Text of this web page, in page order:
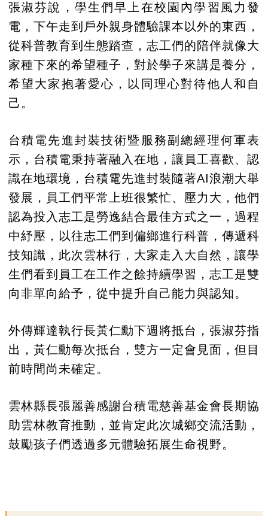
張淑芬說，學生們早上在校園內學習風力發
電，下午走到戶外親身體驗課本以外的東西，
從科普教育到生態踏查，志工們的陪伴就像大
家種下來的希望種子，對於學子來講是養分，
希望大家抱著愛心，以同理心對待他人和自
己。
台積電先進封裝技術暨服務副總經理何軍表
示，台積電秉持著融入在地，讓員工喜歡、認
識在地環境，台積電先進封裝隨著AI浪潮大舉
發展，員工們平常上班很繁忙、壓力大，他們
認為投入志工是勞逸結合最佳方式之一，過程
中紓壓，以往志工們到偏鄉進行科普，傳遞科
技知識，此次雲林行，大家走入大自然，讓學
生們看到員工在工作之餘持續學習，志工是雙
向非單向給予，從中提升自己能力與認知。
外傳輝達執行長黃仁勳下週將抵台，張淑芬指
出，黃仁勳每次抵台，雙方一定會見面，但目
前時間尚未確定。
雲林縣長張麗善感謝台積電慈善基金會長期協
助雲林教育推動，並肯定此次城鄉交流活動，
鼓勵孩子們透過多元體驗拓展生命視野。